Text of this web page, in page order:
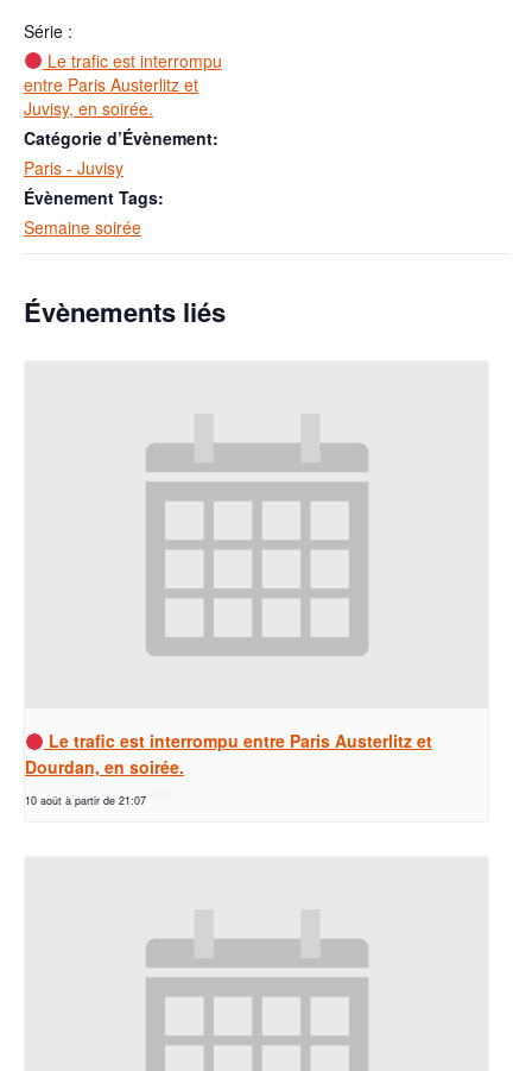
Série :
Le trafic est interrompu
entre Paris Austerlitz et
Juvisy, en soirée.
Catégorie d’Évènement:
Paris - Juvisy
Évènement Tags:
Semaine soirée
Évènements liés
Le trafic est interrompu entre Paris Austerlitz et
Dourdan, en soirée.
10 août à partir de 21:07